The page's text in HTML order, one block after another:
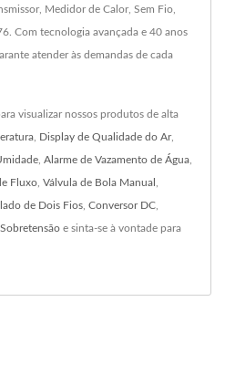
Medidor de Calor, Sem Fio,
Com tecnologia avançada e 40 anos
atender às demandas de cada
visualizar nossos produtos de alta
Display de Qualidade do Ar,
Alarme de Vazamento de Água
Fluxo Válvula de Bola Manual
de Dois Fios Conversor DC
e sinta-se à vontade para